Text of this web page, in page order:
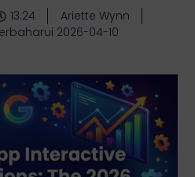
13:24
Ariette Wynn
2026-04-10